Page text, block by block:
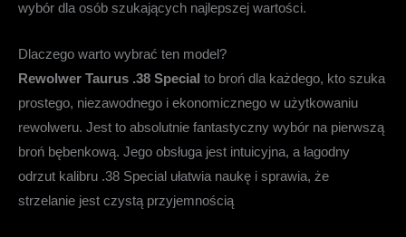
wybór dla osób szukających najlepszej wartości.
Dlaczego warto wybrać ten model?
Rewolwer Taurus .38 Special to broń dla każdego, kto szuka
prostego, niezawodnego i ekonomicznego w użytkowaniu
rewolweru. Jest to absolutnie fantastyczny wybór na pierwszą
broń bębenkową. Jego obsługa jest intuicyjna, a łagodny
odrzut kalibru .38 Special ułatwia naukę i sprawia, że
strzelanie jest czystą przyjemnością